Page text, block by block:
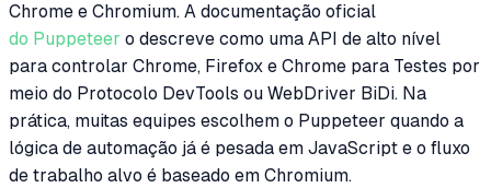
Chrome e Chromium. A documentação oficial
do Puppeteer o descreve como uma API de alto nível
para controlar Chrome, Firefox e Chrome para Testes por
meio do Protocolo DevTools ou WebDriver BiDi. Na
prática, muitas equipes escolhem o Puppeteer quando a
lógica de automação já é pesada em JavaScript e o fluxo
de trabalho alvo é baseado em Chromium.